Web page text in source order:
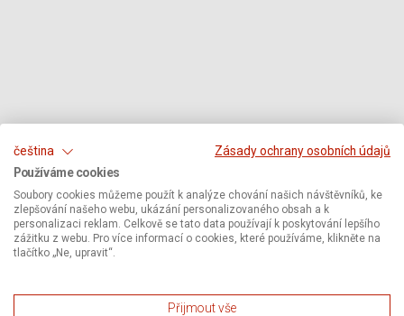
čeština
Zásady ochrany osobních údajů
Používáme cookies
Soubory cookies můžeme použít k analýze chování našich návštěvníků, ke
zlepšování našeho webu, ukázání personalizovaného obsah a k
personalizaci reklam. Celkově se tato data používají k poskytování lepšího
zážitku z webu. Pro více informací o cookies, které používáme, klikněte na
tlačítko „Ne, upravit“.
Přijmout vše